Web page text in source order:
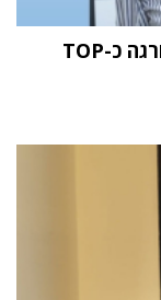
מחקר STKI השנתי: וואן טכנולוגיות דורגה כ-TOP